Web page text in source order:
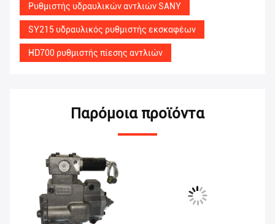
Ρυθμιστής υδραυλικών αντλιών SANY
SY215 υδραυλικός ρυθμιστής εκσκαφέων
HD700 ρυθμιστής πίεσης αντλιών
Παρόμοια προϊόντα